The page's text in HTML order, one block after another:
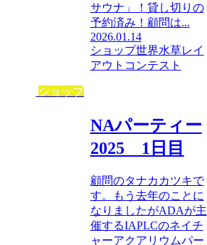
サウナ」！貸し切りの
予約済み！顧問は...
2026.01.14
ショップ世界水草レイ
アウトコンテスト
ショップ
NAパーティー
2025 1日目
顧問のタナカカツキで
す。もう去年のことに
なりましたがADAが主
催するIAPLCのネイチ
ャーアクアリウムパー